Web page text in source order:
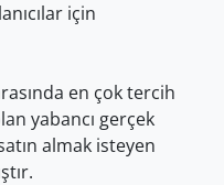
için
en çok tercih
yabancı gerçek
almak isteyen